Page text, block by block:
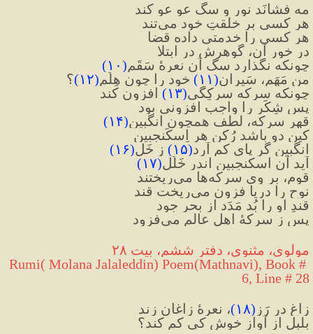
مه فشانَد نور و سگ عو عو کند
هر کسی بر خلقتِ خود می‌تند
هر کسی را خدمتی داده قضا
در خورِ آن، گوهرش در ابتلا
چونکه نگذارد سگ آن نعرهٔ سَقَم(۱۰)
من مَهَم، سَیرانِ(۱۱) خود را چون هِلَم(۱۲)؟
چونکه سرکه سرکِگی(۱۳) افزون کند
پس شِکَر را واجب افزونی بود
قهر سرکه، لطف همچون انگبین(۱۴)
کین دو باشد رُکنِ هر اِسکَنجبین
انگبین گر پای کم آرد(۱۵) ز خَل(۱۶)
آید آن اسکنجبین اندر خَلَل(۱۷)
قوم، بر وی سرکه‌ها می‌ریختند
نوح را دریا فزون می‌ریخت قند
قندِ او را بُد مَدَد از بحرِ جود
پس ز سرکهٔ اهلِ عالم می‌فزود
مولوی، مثنوی، دفتر ششم، بیت ۲۸
Rumi( Molana Jalaleddin) Poem(Mathnavi), Book #
6, Line # 28
زاغ در رَز (۱۸)، نعرهٔ زاغان زند
بلبل از آوازِ خوش کی کم کند؟